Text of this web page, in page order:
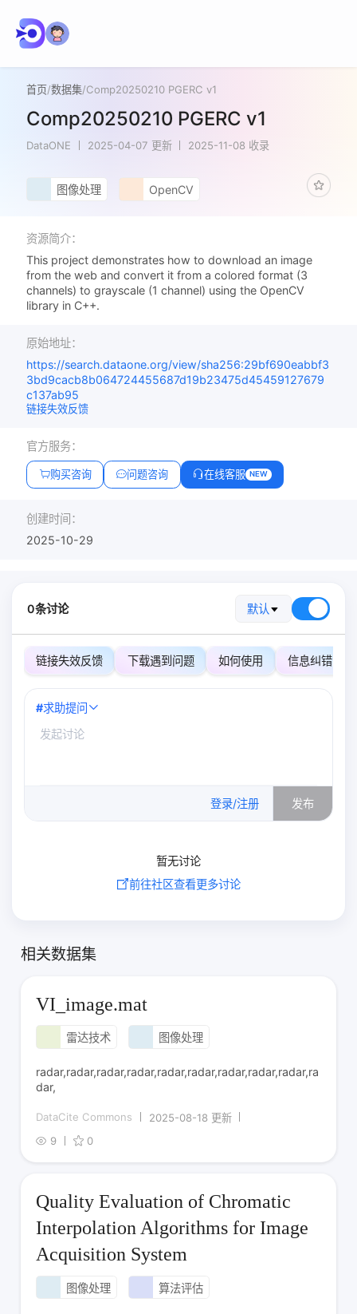
首页/数据集/Comp20250210 PGERC v1
Comp20250210 PGERC v1
DataONE 2025-04-07 更新 2025-11-08 收录
图像处理 OpenCV
资源简介：
This project demonstrates how to download an image
from the web and convert it from a colored format (3
channels) to grayscale (1 channel) using the OpenCV
library in C++.
原始地址：
https://search.dataone.org/view/sha256:29bf690eabbf3
3bd9cacb8b064724455687d19b23475d45459127679
c137ab95
链接失效反馈
官方服务：
购买咨询 问题咨询 在线客服 NEW
创建时间：
2025-10-29
0条讨论 默认
链接失效反馈 下载遇到问题 如何使用 信息纠错
#求助提问
登录/注册 发布
暂无讨论
前往社区查看更多讨论
相关数据集
VI_image.mat
雷达技术 图像处理
radar,radar,radar,radar,radar,radar,radar,radar,radar,ra
dar,
DataCite Commons
2025-08-18 更新
9
0
Quality Evaluation of Chromatic
Interpolation Algorithms for Image
Acquisition System
图像处理 算法评估